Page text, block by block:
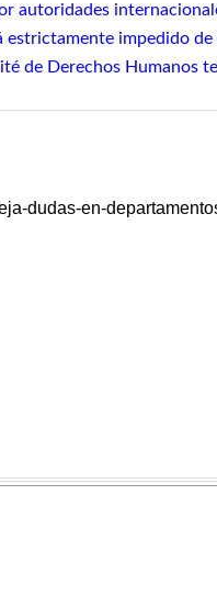
autoridades
impedido
de Derechos Humanos
dudas-en-